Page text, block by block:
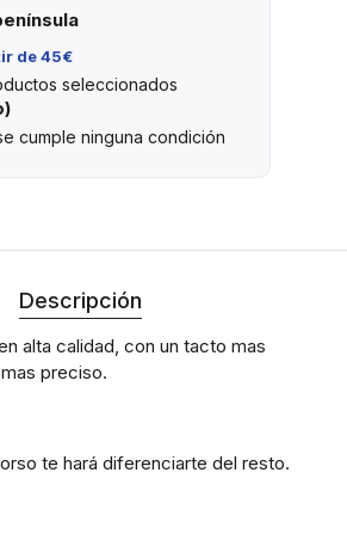
de 45€
seleccionados
cumple ninguna condición
Descripción
alta calidad, con un tacto mas
preciso.
te hará diferenciarte del resto.